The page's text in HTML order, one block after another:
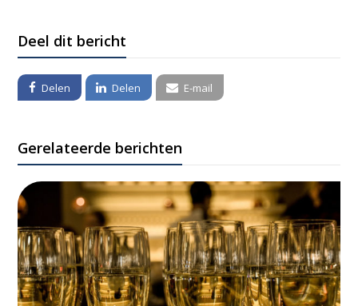
Deel dit bericht
Delen Delen E-mail
Gerelateerde berichten